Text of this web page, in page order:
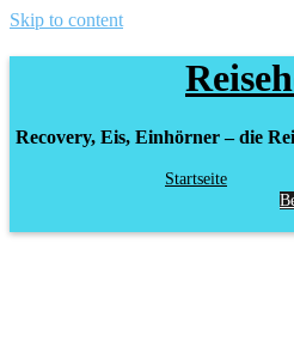
Skip to content
Recovery, Eis, Einhörner – die
Startseite